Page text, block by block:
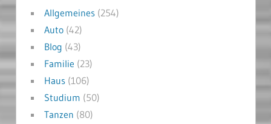
Allgemeines(254)
Auto(42)
Blog (43)
Familie (23)
Haus(106)
Studium (50)
Tanzen (80)